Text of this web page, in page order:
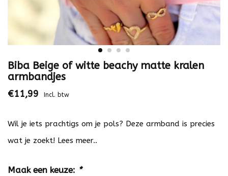
Biba Beige of witte beachy matte kralen
armbandjes
€11,99 Incl. btw
Wil je iets prachtigs om je pols? Deze armband is precies
wat je zoekt! Lees meer..
Maak een keuze: *